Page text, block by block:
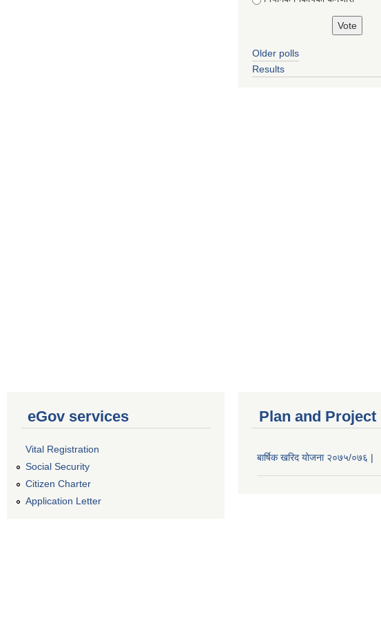
Older polls
Results
eGov services
Vital Registration
Social Security
Citizen Charter
Application Letter
Plan and Project
बार्षिक खरिद योजना २०७५/०७६ |